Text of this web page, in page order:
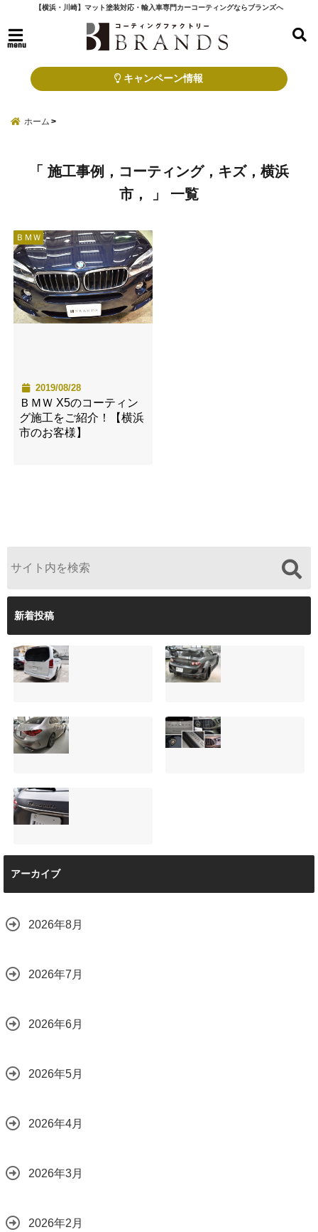
【横浜・川崎】マット塗装対応・輸入車専門カーコーティングならブランズへ
menu
キャンペーン情報
ホーム
「 施工事例，コーティング，キズ，横浜
市， 」 一覧
ＢＭＷ
2019/08/28
ＢＭＷ X5のコーティン
グ施工をご紹介！【横浜
市のお客様】
新着投稿
サンルーフ付きベ
ンツVクラス
（V220d）にフリ
店で断られた悩み
をプロの技術で解
決
2026.08.04
マツダRX-8（マッ
トグレー）の板金
修理と専用コーテ
【施工事例】メル
セデス・ベンツ
C220d｜3層セラ
ート」と弱点克服
のプロテクション
京都世田谷区）
マセラティ グレカ
ーレ トロフェオ
2026.07.22
アーカイブ
2026年8月
2026年7月
2026年6月
2026年5月
2026年4月
2026年3月
2026年2月